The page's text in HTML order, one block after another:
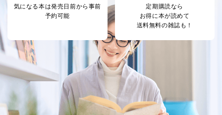
の郵送の場合は、実費をご負担いただきます。
手数料等の支払方法
費用のお支払方法は、郵送料分の郵便定額小為替を
申請書類に同封してください。
(郵便局にお支払いいただく手数料は申請者のご負担
です。また、郵便定額小為替は無記名でお願いしま
す。) なお、郵送料は郵便定額小為替に代えて同額
分の切手でお支払いいただくこともできます。
E.開示等の求めに対する回答方法
申請者の申請書面記載宛に書面（eメール含む）によっ
て回答いたします。書面以外での方法による回答をご希
望される方は、手続き時にその旨ご連絡ください。
気になる本は発売日前から事前
予約可能
定期購読なら
お得に本が読めて
送料無料の雑誌も！